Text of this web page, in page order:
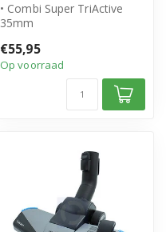
• Combi Super TriActive
35mm
• Artikelnummer: 4322...
€55,95
Op voorraad